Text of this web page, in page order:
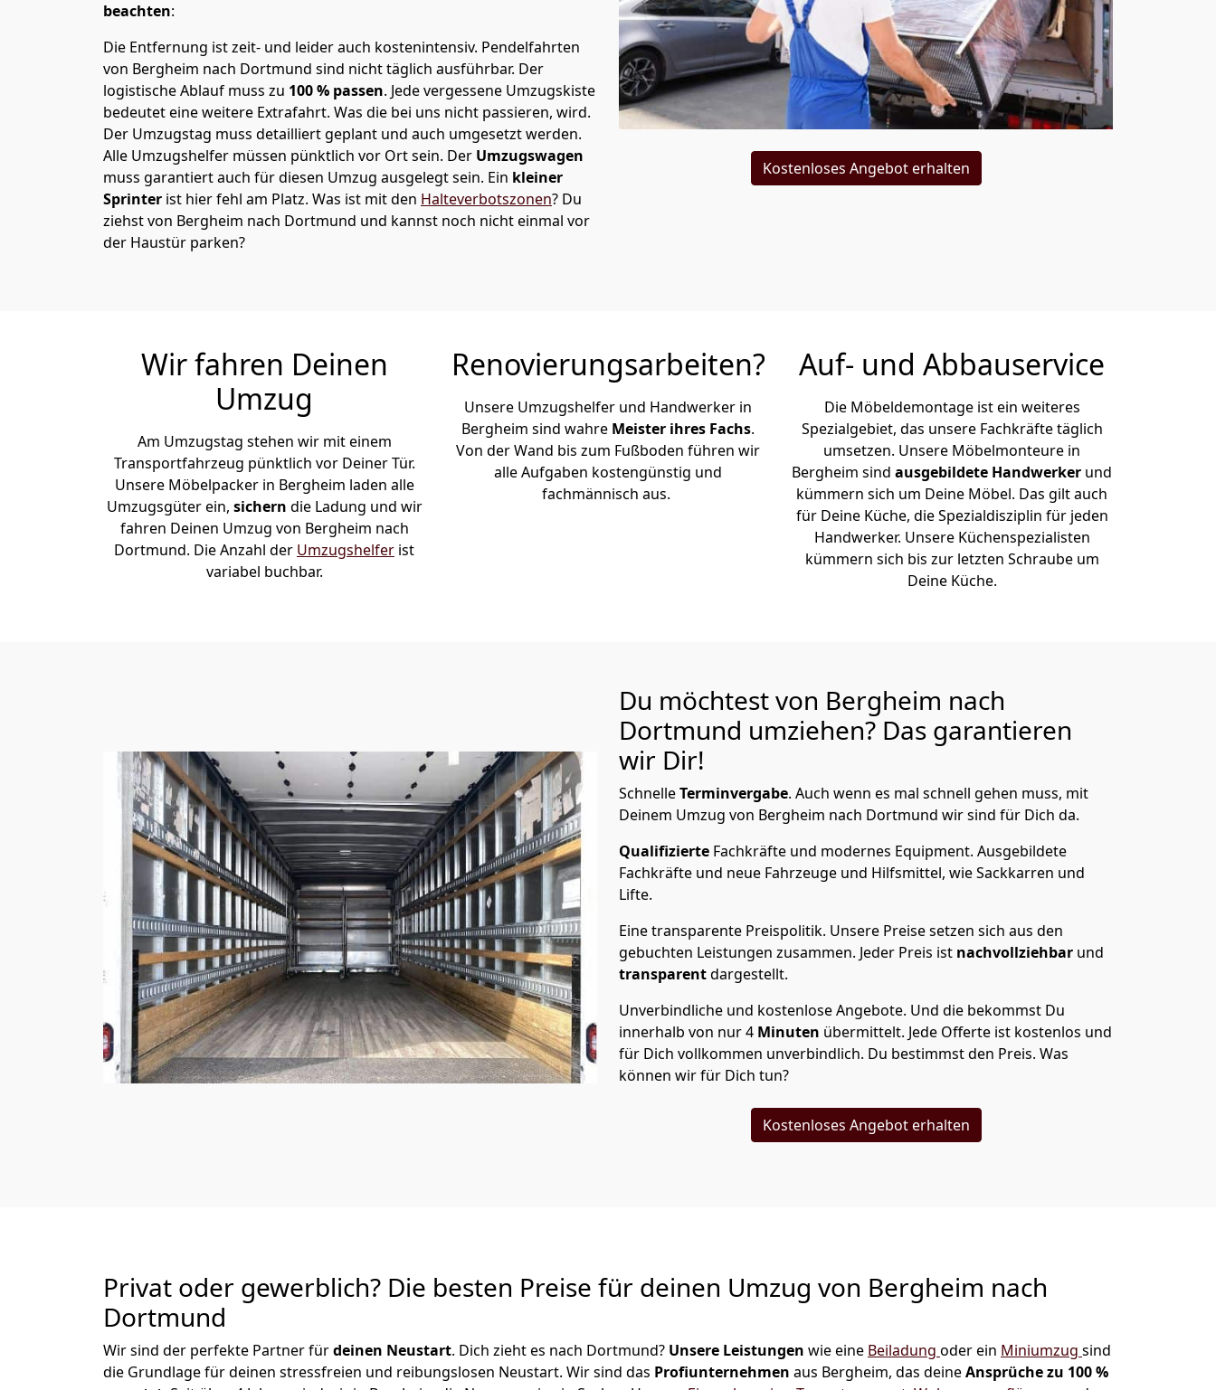
beachten:
Die Entfernung ist zeit- und leider auch kostenintensiv. Pendelfahrten
von Bergheim nach Dortmund sind nicht täglich ausführbar. Der
logistische Ablauf muss zu 100 % passen. Jede vergessene Umzugskiste
bedeutet eine weitere Extrafahrt. Was die bei uns nicht passieren, wird.
Der Umzugstag muss detailliert geplant und auch umgesetzt werden.
Alle Umzugshelfer müssen pünktlich vor Ort sein. Der Umzugswagen
muss garantiert auch für diesen Umzug ausgelegt sein. Ein kleiner
Sprinter ist hier fehl am Platz. Was ist mit den Halteverbotszonen? Du
ziehst von Bergheim nach Dortmund und kannst noch nicht einmal vor
der Haustür parken?
Kostenloses Angebot erhalten
Wir fahren Deinen
Umzug
Am Umzugstag stehen wir mit einem
Transportfahrzeug pünktlich vor Deiner Tür.
Unsere Möbelpacker in Bergheim laden alle
Umzugsgüter ein, sichern die Ladung und wir
fahren Deinen Umzug von Bergheim nach
Dortmund. Die Anzahl der Umzugshelfer ist
variabel buchbar.
Renovierungsarbeiten?
Unsere Umzugshelfer und Handwerker in
Bergheim sind wahre Meister ihres Fachs.
Von der Wand bis zum Fußboden führen wir
alle Aufgaben kostengünstig und
fachmännisch aus.
Auf- und Abbauservice
Die Möbeldemontage ist ein weiteres
Spezialgebiet, das unsere Fachkräfte täglich
umsetzen. Unsere Möbelmonteure in
Bergheim sind ausgebildete Handwerker und
kümmern sich um Deine Möbel. Das gilt auch
für Deine Küche, die Spezialdisziplin für jeden
Handwerker. Unsere Küchenspezialisten
kümmern sich bis zur letzten Schraube um
Deine Küche.
Du möchtest von Bergheim nach
Dortmund umziehen? Das garantieren
wir Dir!
SchnelleTerminvergabe. Auch wenn es mal schnell gehen muss, mit
Deinem Umzug von Bergheim nach Dortmund wir sind für Dich da.
Qualifizierte Fachkräfte und modernes Equipment. Ausgebildete
Fachkräfte und neue Fahrzeuge und Hilfsmittel, wie Sackkarren und
Lifte.
Eine transparente Preispolitik. Unsere Preise setzen sich aus den
gebuchten Leistungen zusammen. Jeder Preis ist nachvollziehbar und
transparentdargestellt.
Unverbindliche und kostenlose Angebote. Und die bekommst Du
innerhalb von nur4 Minuten übermittelt. Jede Offerte ist kostenlos und
für Dich vollkommen unverbindlich. Du bestimmst den Preis. Was
können wir für Dich tun?
Kostenloses Angebot erhalten
Privat oder gewerblich? Die besten Preise für deinen Umzug von Bergheim nach
Dortmund
Wir sind der perfekte Partner fürdeinen Neustart. Dich zieht es nach Dortmund? Unsere Leistungen wie eine Beiladung oder ein Miniumzug sind
die Grundlage für deinen stressfreien und reibungslosen Neustart. Wir sind das Profiunternehmen aus Bergheim, das deineAnsprüche zu 100 %